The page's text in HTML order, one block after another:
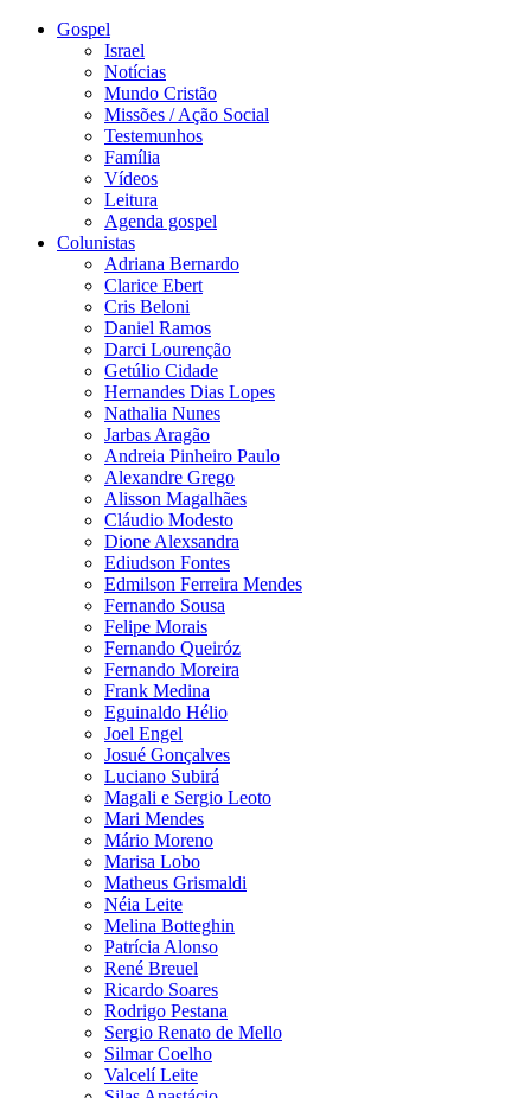
Gospel
Israel
Notícias
Mundo Cristão
Missões / Ação Social
Testemunhos
Família
Vídeos
Leitura
Agenda gospel
Colunistas
Adriana Bernardo
Clarice Ebert
Cris Beloni
Daniel Ramos
Darci Lourenção
Getúlio Cidade
Hernandes Dias Lopes
Nathalia Nunes
Jarbas Aragão
Andreia Pinheiro Paulo
Alexandre Grego
Alisson Magalhães
Cláudio Modesto
Dione Alexsandra
Ediudson Fontes
Edmilson Ferreira Mendes
Fernando Sousa
Felipe Morais
Fernando Queiróz
Fernando Moreira
Frank Medina
Eguinaldo Hélio
Joel Engel
Josué Gonçalves
Luciano Subirá
Magali e Sergio Leoto
Mari Mendes
Mário Moreno
Marisa Lobo
Matheus Grismaldi
Néia Leite
Melina Botteghin
Patrícia Alonso
René Breuel
Ricardo Soares
Rodrigo Pestana
Sergio Renato de Mello
Silmar Coelho
Valcelí Leite